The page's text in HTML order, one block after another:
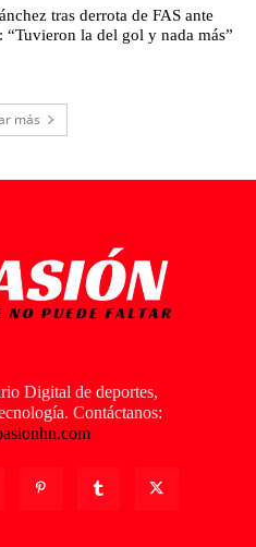
tras derrota de FAS ante
“Tuvieron la del gol y nada más”
más
Digital de deportes,
Contáctanos: